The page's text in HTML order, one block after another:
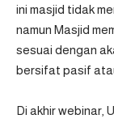
ini masjid tidak
namun Masjid
sesuai dengan
bersifat pasif
Di akhir webinar,